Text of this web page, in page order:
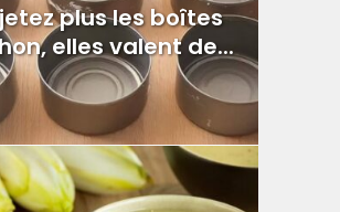
plus les boîtes
elles valent de...